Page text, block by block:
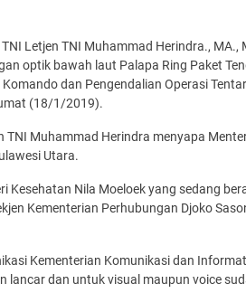
Letjen TNI Muhammad Herindra.,
optik bawah laut Palapa Ring Paket
dan Pengendalian Operasi
(18/1/2019).
TNI Muhammad Herindra menyapa
Utara.
Kesehatan Nila Moeloek yang sedang
Kementerian Perhubungan Djoko
Kementerian Komunikasi dan
lancar dan untuk visual maupun voice